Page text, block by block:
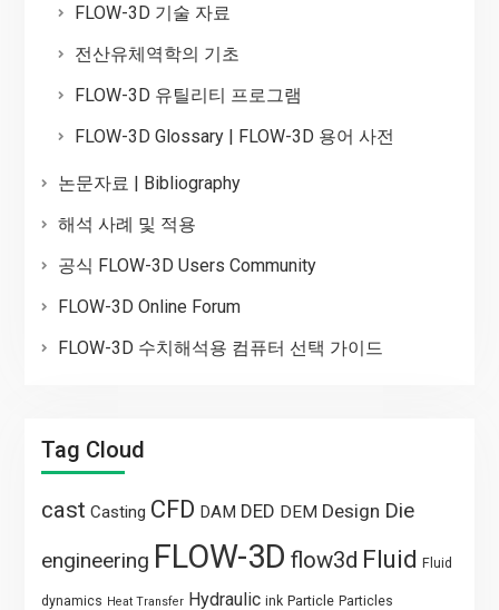
FLOW-3D 기술 자료
전산유체역학의 기초
FLOW-3D 유틸리티 프로그램
FLOW-3D Glossary | FLOW-3D 용어 사전
논문자료 | Bibliography
해석 사례 및 적용
공식 FLOW-3D Users Community
FLOW-3D Online Forum
FLOW-3D 수치해석용 컴퓨터 선택 가이드
Tag Cloud
cast Casting CFD DAM DED DEM Design Die
engineering FLOW-3D flow3d Fluid Fluid
dynamics Heat Transfer Hydraulic ink Particle Particles